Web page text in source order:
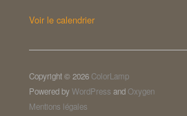
Voir le calendrier
Copyright © 2026 ColorLamp
Powered byWordPress andOxygen
Mentions légales